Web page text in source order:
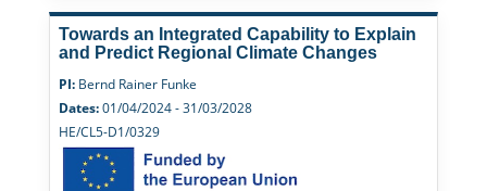
Towards an Integrated Capability to Explain
and Predict Regional Climate Changes
PI:Bernd Rainer Funke
Dates:01/04/2024 - 31/03/2028
HE/CL5-D1/0329